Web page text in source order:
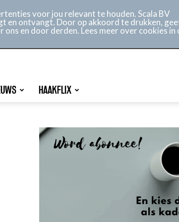
HAAKFLIX
voor jou relevant te houden. Scala BV
en ontvangt. Door op akkoord te drukken,
en door derden. Lees meer over cookies in